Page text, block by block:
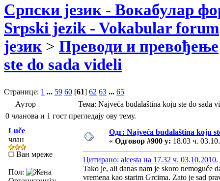
Српски језик - Вокабулар
Srpski jezik - Vokabular forum
језик > Преводи и превођење
ste do sada videli
Странице: 1 ... 59 60 [61] 62 63 ... 65
Аутор
Тема: Najveća budalaština koju ste do sada
0 чланова и 1 гост прегледају ову тему.
Luče
члан
Ван мреже
Пол:
Одг: Najveća budalaština koju
« Одговор #900 у: 18.03 ч.
Цитирано: alcesta на 17.32 ч. 03.10.2010.
Tako je, ali danas nam je skoro nemoguće
vremena kao starim Grcima. Zato je sad